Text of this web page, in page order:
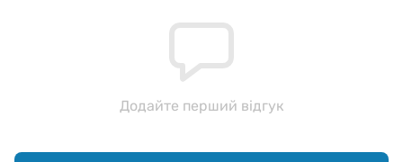
Додайте перший відгук